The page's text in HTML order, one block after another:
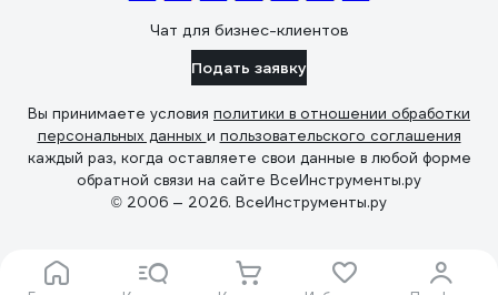
Чат для бизнес-клиентов
Подать заявку
Вы принимаете условия политики в отношении обработки
персональных данных и пользовательского соглашения
каждый раз, когда оставляете свои данные в любой форме
обратной связи на сайте ВсеИнструменты.ру
© 2006 — 2026. ВсеИнструменты.ру